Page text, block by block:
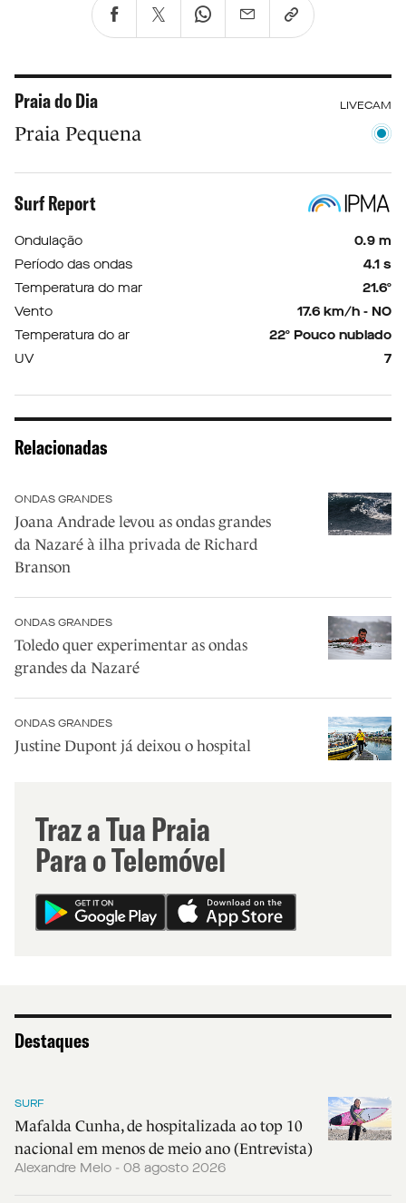
Praia do Dia LIVECAM
Praia Pequena
Surf Report
Ondulação
0.9 m
Período das ondas
4.1 s
Temperatura do mar
21.6º
Vento
17.6 km/h - NO
Temperatura do ar
22º Pouco nublado
UV
7
Relacionadas
ONDAS GRANDES
Joana Andrade levou as ondas grandes
da Nazaré à ilha privada de Richard
Branson
ONDAS GRANDES
Toledo quer experimentar as ondas
grandes da Nazaré
ONDAS GRANDES
Justine Dupont já deixou o hospital
Traz a Tua Praia
Para o Telemóvel
Destaques
SURF
Mafalda Cunha, de hospitalizada ao top 10
nacional em menos de meio ano (Entrevista)
Alexandre Melo - 08 agosto 2026